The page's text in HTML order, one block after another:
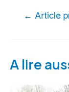
← Article
A lire